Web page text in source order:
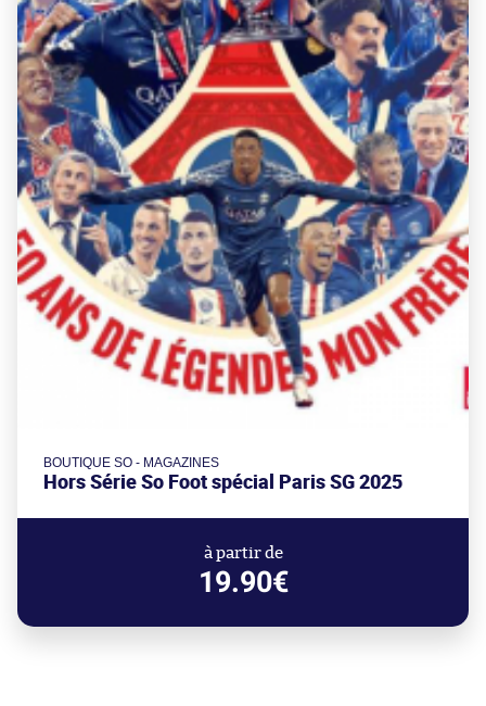
BOUTIQUE SO - MAGAZINES
Hors Série So Foot spécial Paris SG 2025
à partir de
19.90€